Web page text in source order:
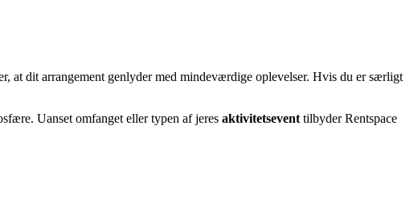
at dit arrangement genlyder med mindeværdige oplevelser. Hvis du er særligt
Uanset omfanget eller typen af jeres aktivitetsevent tilbyder Rentspace